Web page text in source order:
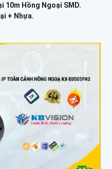
10m Hồng Ngoại SMD.
+ Nhựa.